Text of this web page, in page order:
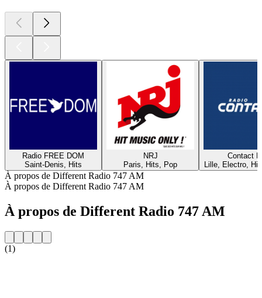
Radio FREE DOM
Saint-Denis, Hits
NRJ
Paris, Hits, Pop
Contact
Lille, Electro,
À propos de Different Radio 747 AM
À propos de Different Radio 747 AM
À propos de Different Radio 747 AM
(1)